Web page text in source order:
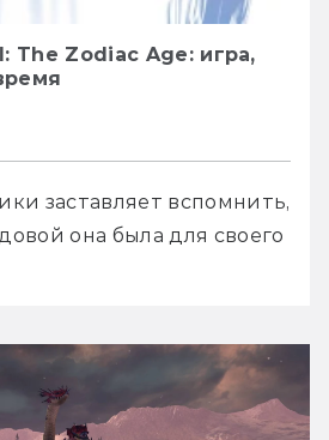
The Zodiac Age: игра,
заставляет вспомнить,
она была для своего